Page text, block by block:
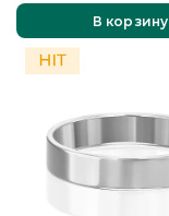
В корзину